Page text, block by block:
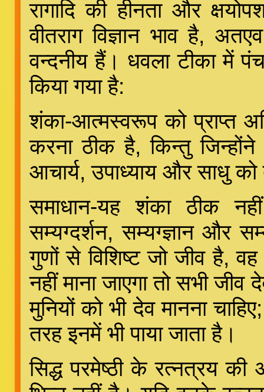
रागादि की हीनता और
वीतराग विज्ञान भाव है,
वन्दनीय हैं। धवला टीका में
किया गया है:
शंका-आत्मस्वरूप को प्राप्त
करना ठीक है, किन्तु
आचार्य, उपाध्याय और साधु
समाधान-यह शंका ठीक
सम्यग्दर्शन, सम्यग्ज्ञान और
गुणों से विशिष्ट जो जीव है,
नहीं माना जाएगा तो सभी
मुनियों को भी देव मानना
तरह इनमें भी पाया जाता है।
सिद्ध परमेष्ठी के रत्नत्रय की